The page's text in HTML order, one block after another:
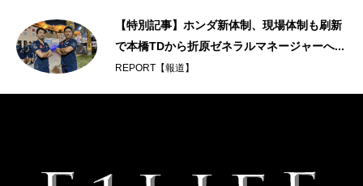
【特別記事】ホンダ新体制、現場体制も刷新
で本橋TDから折原ゼネラルマネージャーへ...
REPORT【報道】